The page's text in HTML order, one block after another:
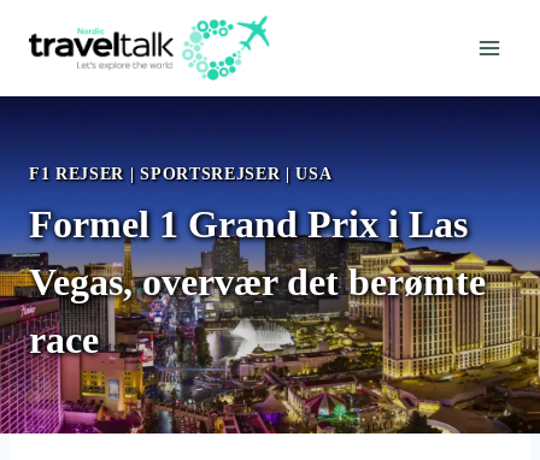
F1 REJSER |SPORTSREJSER|USA
Formel 1 Grand Prix i Las
Vegas, overvær det berømte
race